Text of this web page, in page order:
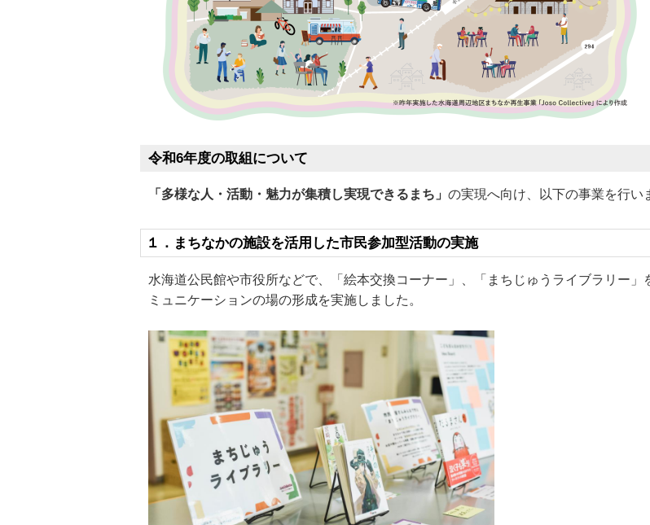
令和6年度の取組について
「多様な人・活動・魅力が集積し実現できるまち」 の実現へ向け、以下の事業を行い
１．まちなかの施設を活用した市民参加型活動の実施
水海道公民館や市役所などで、「絵本交換コーナー」、「まちじゅうライブラリー
ミュニケーションの場の形成を実施しました。